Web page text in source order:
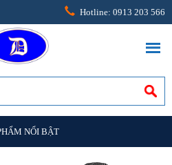
Hotline: 0913 203 566
NỔI BẬT